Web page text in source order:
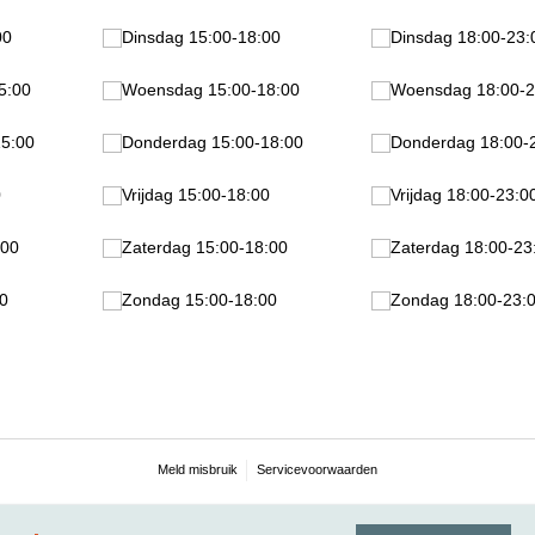
Dinsdag 15:00-18:00
Dinsdag 15:00-18:00 Dinsdag 18:00-
Dinsdag 18:00-
Woensdag 15:00-18:00
Woensdag 15:00-18:00 Woensdag 18:00-
Woensdag 18:00-
Donderdag 15:00-18:00
Donderdag 15:00-18:00 Donderdag 18:00-
Donderdag 18:00-
Vrijdag 15:00-18:00
Vrijdag 15:00-18:00 Vrijdag 18:00-23:00
Vrijdag 18:00-
Zaterdag 15:00-18:00
Zaterdag 15:00-18:00 Zaterdag 18:00-
Zaterdag 18:00-
Zondag 15:00-18:00
Zondag 15:00-18:00 Zondag 18:00-23:00
Zondag 18:00-
Meld misbruik Servicevoorwaarden